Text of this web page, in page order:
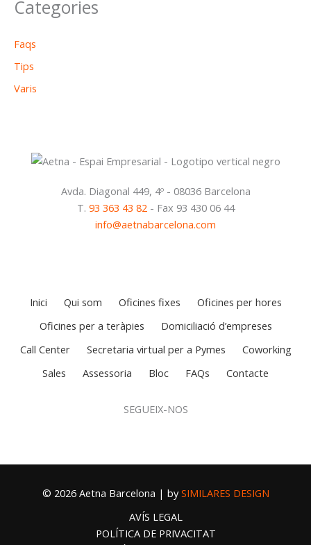
Categories
Faqs
Tips
Varis
Avda. Diagonal 449, 4º - 08036 Barcelona
T. 93 363 43 82 - Fax 93 430 06 44
info@aetnabarcelona.com
Inici Qui som Oficines fixes
Oficines per hores
Oficines per a teràpies
Domiciliació d’empreses
Call Center
Secretaria virtual per a Pymes
Coworking
Sales
Assessoria Bloc FAQs Contacte
SEGUEIX-NOS
© 2026 Aetna Barcelona | bySIMILARES DESIGN
AVÍS LEGAL
POLÍTICA DE PRIVACITAT